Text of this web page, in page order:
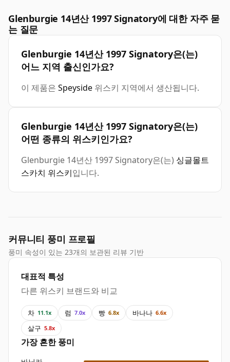
Glenburgie 14년산 1997 Signatory에 대한 자주 묻
는 질문
Glenburgie 14년산 1997 Signatory은(는)
어느 지역 출신인가요?
이 제품은 Speyside 위스키 지역에서 생산됩니다.
Glenburgie 14년산 1997 Signatory은(는)
어떤 종류의 위스키인가요?
Glenburgie 14년산 1997 Signatory은(는) 싱글몰트
스카치 위스키입니다.
커뮤니티 풍미 프로필
풍미 속성이 있는 23개의 보관된 리뷰 기반
대표적 특성
다른 위스키 브랜드와 비교
차 11.1x 럼 7.0x 빵 6.8x 바나나 6.6x
살구 5.8x
가장 흔한 풍미